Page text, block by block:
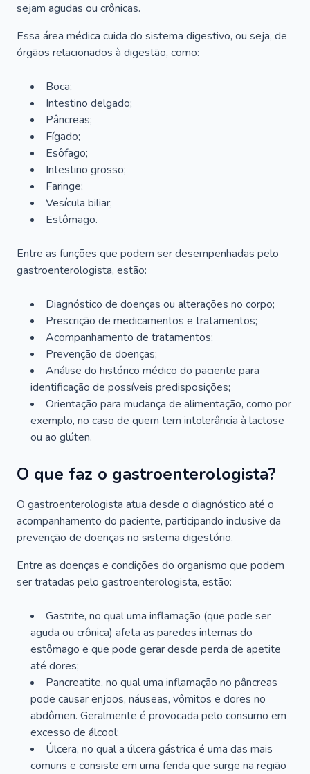
sejam agudas ou crônicas.
Essa área médica cuida do sistema digestivo, ou seja, de
órgãos relacionados à digestão, como:
Boca;
Intestino delgado;
Pâncreas;
Fígado;
Esôfago;
Intestino grosso;
Faringe;
Vesícula biliar;
Estômago.
Entre as funções que podem ser desempenhadas pelo
gastroenterologista, estão:
Diagnóstico de doenças ou alterações no corpo;
Prescrição de medicamentos e tratamentos;
Acompanhamento de tratamentos;
Prevenção de doenças;
Análise do histórico médico do paciente para
identificação de possíveis predisposições;
Orientação para mudança de alimentação, como por
exemplo, no caso de quem tem intolerância à lactose
ou ao glúten.
O que faz o gastroenterologista?
O gastroenterologista atua desde o diagnóstico até o
acompanhamento do paciente, participando inclusive da
prevenção de doenças no sistema digestório.
Entre as doenças e condições do organismo que podem
ser tratadas pelo gastroenterologista, estão:
Gastrite, no qual uma inflamação (que pode ser
aguda ou crônica) afeta as paredes internas do
estômago e que pode gerar desde perda de apetite
até dores;
Pancreatite, no qual uma inflamação no pâncreas
pode causar enjoos, náuseas, vômitos e dores no
abdômen. Geralmente é provocada pelo consumo em
excesso de álcool;
Úlcera, no qual a úlcera gástrica é uma das mais
comuns e consiste em uma ferida que surge na região